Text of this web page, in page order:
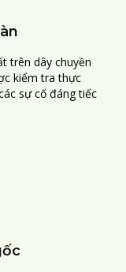
trên dây chuyền
kiểm tra thực
sự cố đáng tiếc